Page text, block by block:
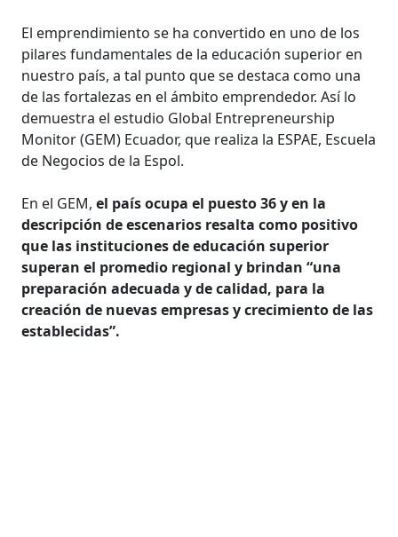
El emprendimiento se ha convertido en uno de los
pilares fundamentales de la educación superior en
nuestro país, a tal punto que se destaca como una
de las fortalezas en el ámbito emprendedor. Así lo
demuestra el estudio Global Entrepreneurship
Monitor (GEM) Ecuador, que realiza la ESPAE, Escuela
de Negocios de la Espol.
En el GEM,el país ocupa el puesto 36 y en la
descripción de escenarios resalta como positivo
que las instituciones de educación superior
superan el promedio regional y brindan “una
preparación adecuada y de calidad, para la
creación de nuevas empresas y crecimiento de las
establecidas”.